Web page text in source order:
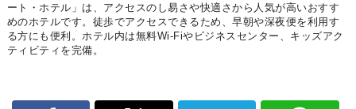
ート・ホテル」は、アクセスのし易さや快適さから人気が高いおすす
めのホテルです。徒歩でアクセスできるため、早朝や深夜便を利用す
る方にも便利。ホテル内は無料Wi-Fiやビジネスセンター、キッズアク
ティビティを完備。